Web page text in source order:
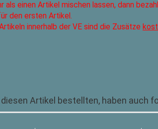
als einen Artikel mischen lassen, dann
den ersten Artikel.
innerhalb der VE sind die Zusätze
Artikel bestellten, haben auch